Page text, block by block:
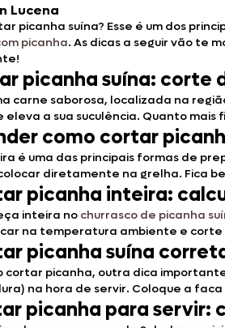
Lucena
picanha suína? Esse é um dos
picanha. As dicas a seguir vão te
picanha suína: corte
carne saborosa, localizada na
a sua suculência. Quanto mais
como cortar
é uma das principais formas de
diretamente na grelha. Fica
picanha inteira:
inteira no churrasco de picanha
na temperatura ambiente e corte
picanha suína
cortar picanha, outra dica
na hora de servir. Coloque a
picanha para servir: